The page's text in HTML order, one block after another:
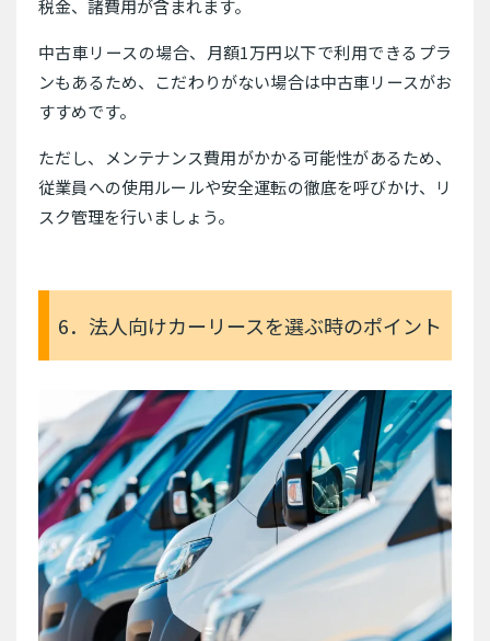
税金、諸費用が含まれます。
中古車リースの場合、月額1万円以下で利用できるプラ
ンもあるため、こだわりがない場合は中古車リースがお
すすめです。
ただし、メンテナンス費用がかかる可能性があるため、
従業員への使用ルールや安全運転の徹底を呼びかけ、リ
スク管理を行いましょう。
6．法人向けカーリースを選ぶ時のポイント